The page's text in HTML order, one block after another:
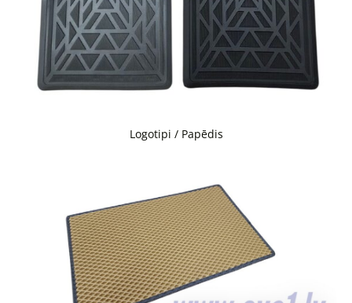
Logotipi / Papēdis